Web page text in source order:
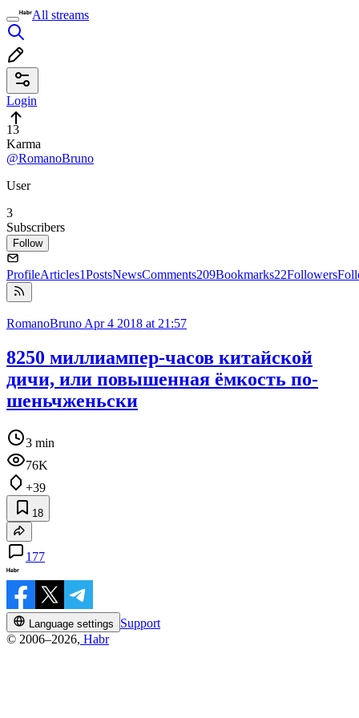
All streams
Login
13
Karma
@RomanoBruno
User
3
Subscribers
Follow
ProfileArticles1PostsNewsComments209Bookmarks22Followers
RomanoBruno Apr 4 2018 at 21:57
8250 миллиампер-часов китайской
дичи, или повышенная ёмкость по-
шеньчженьски
3 min
76K
+39
18
177
Language settings
Support
© 2006–2026, Habr